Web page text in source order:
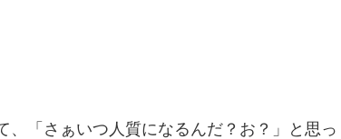
、「さぁいつ人質になるんだ？お？」と思っ